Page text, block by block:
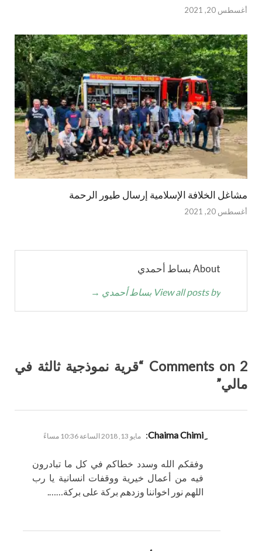
أغسطس 20, 2021
مشاغل الخلافة الإسلامية إرسال طيور الرحمة
أغسطس 20, 2021
About بساط أحمدي
View all posts by بساط أحمدي →
2 Comments on “قرية نموذجية ثالثة في
مالي”
يقول : مايو 13, 2018 الساعة 10:36 مساءً
وفقكم الله وسدد خطاكم في كل ما تبادرون
فيه من أعمال خيرية ووقفات انسانية يا رب
اللهم نور اخواننا وزدهم بركة على بركة…….